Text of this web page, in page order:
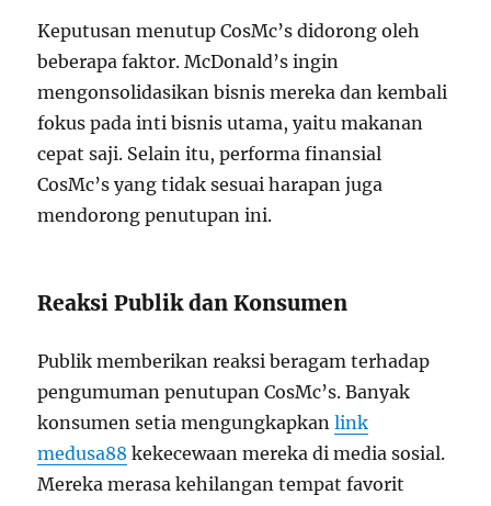
Keputusan menutup CosMc’s didorong oleh
beberapa faktor. McDonald’s ingin
mengonsolidasikan bisnis mereka dan kembali
fokus pada inti bisnis utama, yaitu makanan
cepat saji. Selain itu, performa finansial
CosMc’s yang tidak sesuai harapan juga
mendorong penutupan ini.
Reaksi Publik dan Konsumen
Publik memberikan reaksi beragam terhadap
pengumuman penutupan CosMc’s. Banyak
konsumen setia mengungkapkanlink
medusa88 kekecewaan mereka di media sosial.
Mereka merasa kehilangan tempat favorit